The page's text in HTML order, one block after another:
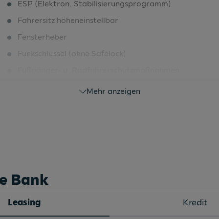
ESP (Elektron. Stabilisierungsprogramm)
Fahrersitz höheneinstellbar
Fensterheber
Fußmatten vorne und hinten
Innenspiegel abblendbar
Kamerabasierte Verkehrszeichenerkennung
Mehr anzeigen
Bank
Leasing Kredit